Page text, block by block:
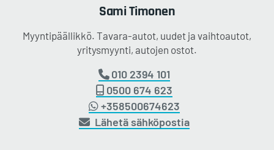
SamiTimonen
Myyntipäällikkö. Tavara-autot, uudet ja vaihtoautot,
yritysmyynti, autojen ostot.
010 2394 101
0500 674 623
+358500674623
Lähetä sähköpostia